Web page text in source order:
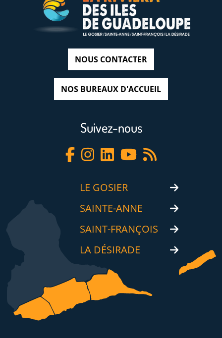
NOUS CONTACTER
NOS BUREAUX D'ACCUEIL
Suivez-nous
LE GOSIER
SAINTE-ANNE
SAINT-FRANÇOIS
LA DÉSIRADE